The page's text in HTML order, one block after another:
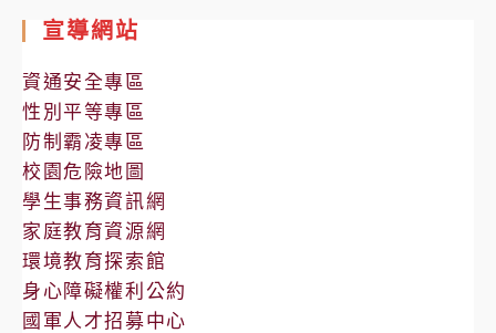
公
告
宣導網站
資通安全專區
性別平等專區
防制霸凌專區
校園危險地圖
學生事務資訊網
家庭教育資源網
環境教育探索館
身心障礙權利公約
國軍人才招募中心